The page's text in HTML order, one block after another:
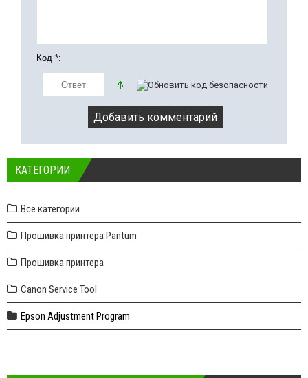
Код *:
КАТЕГОРИИ
Все категории
Прошивка принтера Pantum
Прошивка принтера
Canon Service Tool
Epson Adjustment Program